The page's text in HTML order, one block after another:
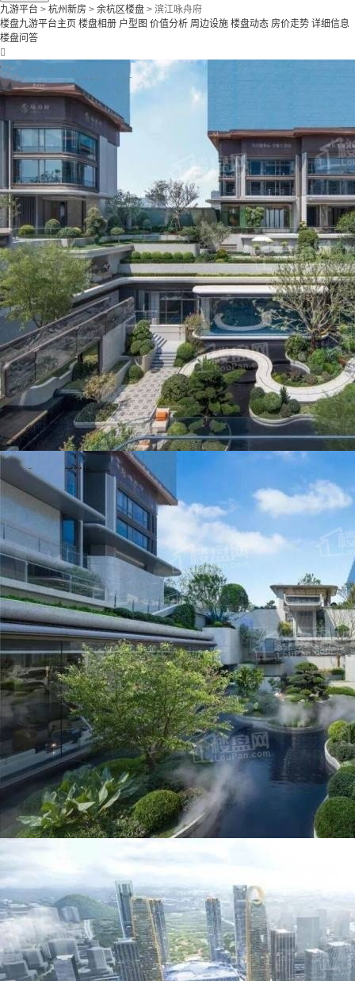
九游平台 > 杭州新房 > 余杭区楼盘 > 滨江咏舟府
楼盘九游平台主页 楼盘相册 户型图 价值分析 周边设施 楼盘动态 房价走势 详细信息
楼盘问答
